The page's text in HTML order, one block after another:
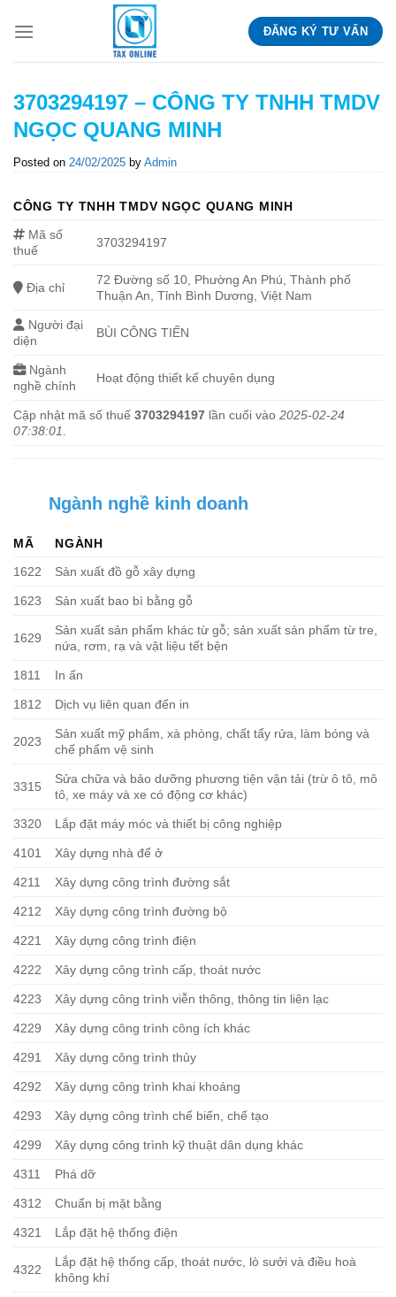
ĐĂNG KÝ TƯ VẤN
3703294197 – CÔNG TY TNHH TMDV
NGỌC QUANG MINH
Posted on 24/02/2025 by Admin
CÔNG TY TNHH TMDV NGỌC QUANG MINH
Mã số
thuế
3703294197
Địa chỉ
72 Đường số 10, Phường An Phú, Thành phố
Thuận An, Tỉnh Bình Dương, Việt Nam
Người đại
diện
BÙI CÔNG TIẾN
Ngành
nghề chính
Hoạt động thiết kế chuyên dụng
Cập nhật mã số thuế 3703294197 lần cuối vào 2025-02-24
07:38:01
Ngành nghề kinh doanh
MÃ
NGÀNH
1622
Sản xuất đồ gỗ xây dựng
1623 Sản xuất bao bì bằng gỗ
1629
Sản xuất sản phẩm khác từ gỗ; sản xuất sản phẩm từ tre,
nứa, rơm, rạ và vật liệu tết bện
1811 In ấn
1812 Dịch vụ liên quan đến in
2023
Sản xuất mỹ phẩm, xà phòng, chất tẩy rửa, làm bóng và
chế phẩm vệ sinh
3315
Sửa chữa và bảo dưỡng phương tiện vận tải (trừ ô tô, mô
tô, xe máy và xe có động cơ khác)
3320 Lắp đặt máy móc và thiết bị công nghiệp
4101 Xây dựng nhà để ở
4211 Xây dựng công trình đường sắt
4212 Xây dựng công trình đường bộ
4221 Xây dựng công trình điện
4222 Xây dựng công trình cấp, thoát nước
4223 Xây dựng công trình viễn thông, thông tin liên lạc
4229 Xây dựng công trình công ích khác
4291 Xây dựng công trình thủy
4292 Xây dựng công trình khai khoáng
4293 Xây dựng công trình chế biến, chế tạo
4299 Xây dựng công trình kỹ thuật dân dụng khác
4311 Phá dỡ
4312 Chuẩn bị mặt bằng
4321 Lắp đặt hệ thống điện
4322
Lắp đặt hệ thống cấp, thoát nước, lò sưởi và điều hoà
không khí